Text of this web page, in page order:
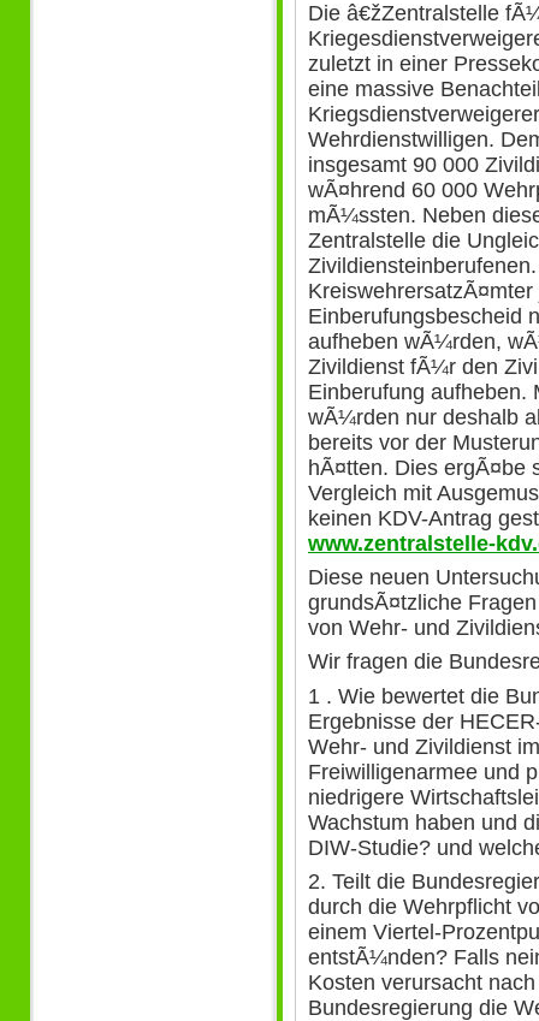
Die â€žZentralstelle
zuletzt in einer
eine massive
Wehrdienstwilligen.
insgesamt 90 000
wÃ¤hrend 60 000
mÃ¼ssten. Neben
Zentralstelle die
Einberufungsbescheid
aufheben wÃ¼rden,
Zivildienst fÃ¼r den
Einberufung aufheben.
wÃ¼rden nur deshalb
bereits vor der
hÃ¤tten. Dies ergÃ¤be
Vergleich mit
keinen KDV-Antrag
www.zentralstelle-
Diese neuen
grundsÃ¤tzliche
von Wehr- und
Wir fragen die
1 . Wie bewertet die
Ergebnisse der
Wehr- und Zivildienst
Freiwilligenarmee und
niedrigere
Wachstum haben und
DIW-Studie? und
2. Teilt die
durch die Wehrpflicht
einem Viertel-
entstÃ¼nden? Falls
Kosten verursacht
Bundesregierung die